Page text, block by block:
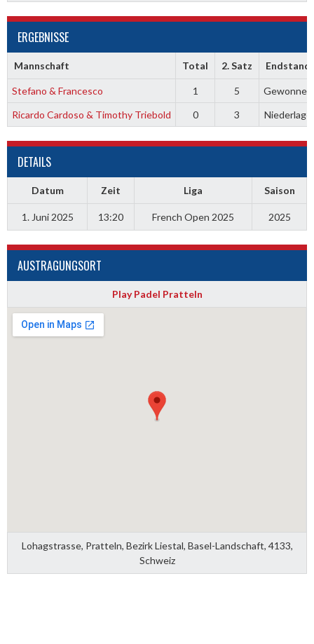
ERGEBNISSE
Mannschaft Total 2. Satz Endstand
Stefano & Francesco 1 5
Gewonnen
Ricardo Cardoso & Timothy Triebold
0 3 Niederlage
DETAILS
Datum Zeit Liga Saison
1. Juni 2025 13:20 French Open 2025 2025
AUSTRAGUNGSORT
Play Padel Pratteln
Lohagstrasse, Pratteln, Bezirk Liestal, Basel-Landschaft, 4133,
Schweiz